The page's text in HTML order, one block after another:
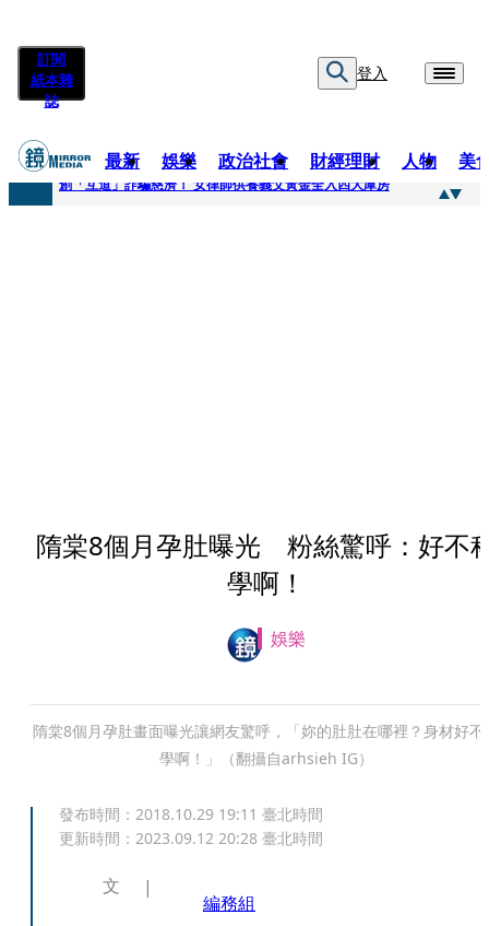
訂閱
紙本雜
誌
登入
最新 娛樂 政治社會 財經理財 人物 美
快訊
創「互道」詐騙慈濟！ 女律師供養義父黃金全入四大庫房
隋棠8個月孕肚曝光 粉絲驚呼：好不
學啊！
娛樂
隋棠8個月孕肚畫面曝光讓網友驚呼，「妳的肚肚在哪裡？身材好不
學啊！」（翻攝自arhsieh IG）
發布時間： 2018.10.29 19:11 臺北時間
更新時間： 2023.09.12 20:28 臺北時間
文
編務組